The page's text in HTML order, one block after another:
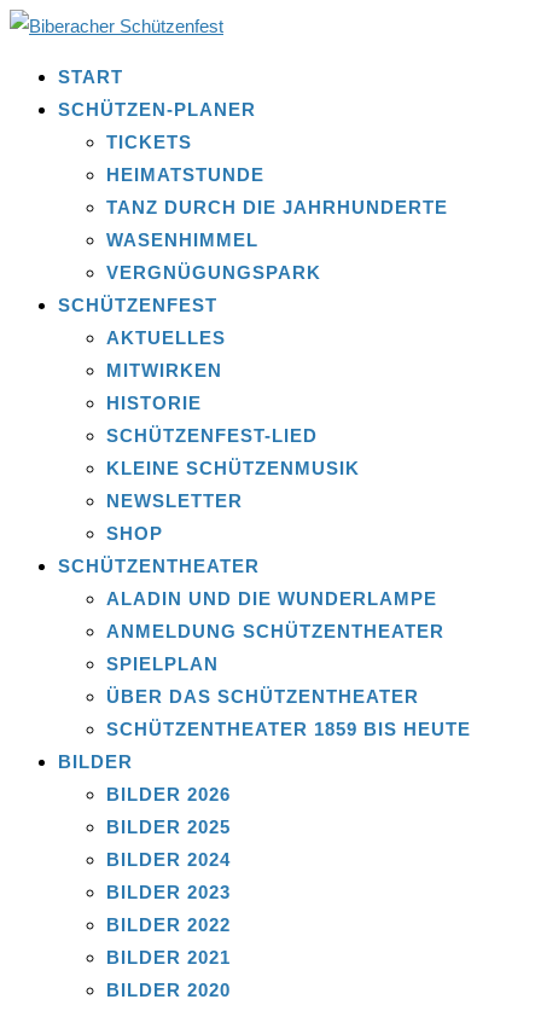
START
SCHÜTZEN-PLANER
TICKETS
HEIMATSTUNDE
TANZ DURCH DIE JAHRHUNDERTE
WASENHIMMEL
VERGNÜGUNGSPARK
SCHÜTZENFEST
AKTUELLES
MITWIRKEN
HISTORIE
SCHÜTZENFEST-LIED
KLEINE SCHÜTZENMUSIK
NEWSLETTER
SHOP
SCHÜTZENTHEATER
ALADIN UND DIE WUNDERLAMPE
ANMELDUNG SCHÜTZENTHEATER
SPIELPLAN
ÜBER DAS SCHÜTZENTHEATER
SCHÜTZENTHEATER 1859 BIS HEUTE
BILDER
BILDER 2026
BILDER 2025
BILDER 2024
BILDER 2023
BILDER 2022
BILDER 2021
BILDER 2020